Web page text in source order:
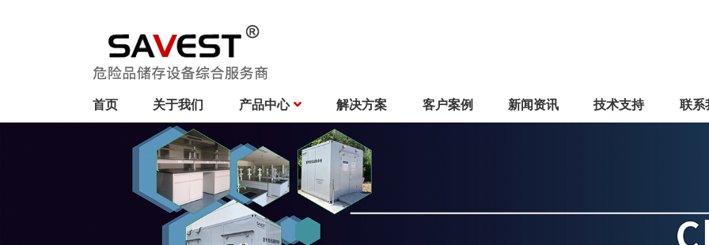
首页 关于我们 产品中心 解决方案 客户案例 新闻资讯 技术支持 联系